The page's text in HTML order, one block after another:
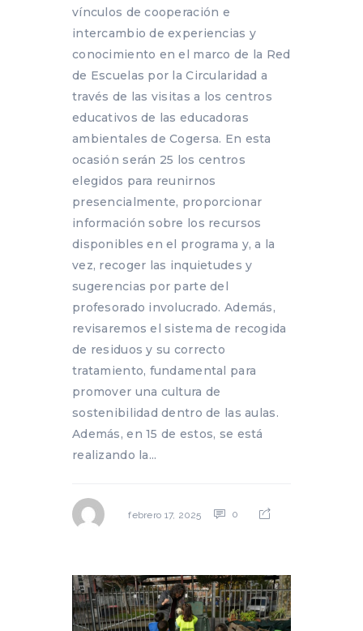
vínculos de cooperación e
intercambio de experiencias y
conocimiento en el marco de la Red
de Escuelas por la Circularidad a
través de las visitas a los centros
educativos de las educadoras
ambientales de Cogersa. En esta
ocasión serán 25 los centros
elegidos para reunirnos
presencialmente, proporcionar
información sobre los recursos
disponibles en el programa y, a la
vez, recoger las inquietudes y
sugerencias por parte del
profesorado involucrado. Además,
revisaremos el sistema de recogida
de residuos y su correcto
tratamiento, fundamental para
promover una cultura de
sostenibilidad dentro de las aulas.
Además, en 15 de estos, se está
realizando la...
febrero 17, 2025 0